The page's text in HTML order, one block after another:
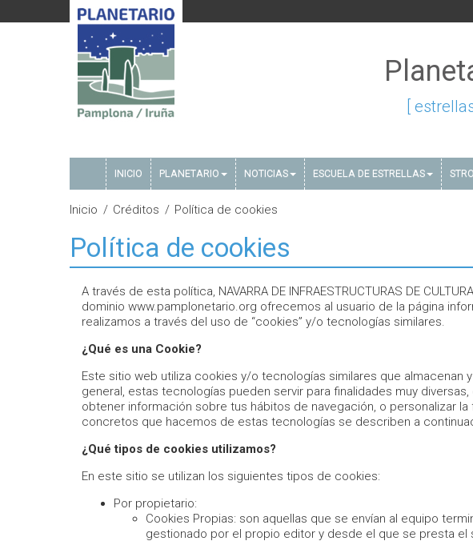
[
INICIO PLANETARIO NOTICIAS ESCUELA DE ESTRELLAS
Inicio Créditos Política de cookies
Política de cookies
A través de esta política, NAVARRA DE INFRAESTRUCTURAS DE
dominio www.pamplonetario.org ofrecemos al usuario de la página
realizamos a través del uso de “cookies” y/o tecnologías similares.
¿Qué es una Cookie?
Este sitio web utiliza cookies y/o tecnologías similares que almacenan
general, estas tecnologías pueden servir para finalidades muy
obtener información sobre tus hábitos de navegación, o personalizar
concretos que hacemos de estas tecnologías se describen a
¿Qué tipos de cookies utilizamos?
En este sitio se utilizan los siguientes tipos de cookies:
Por propietario:
Cookies Propias: son aquellas que se envían al equipo
gestionado por el propio editor y desde el que se presta el